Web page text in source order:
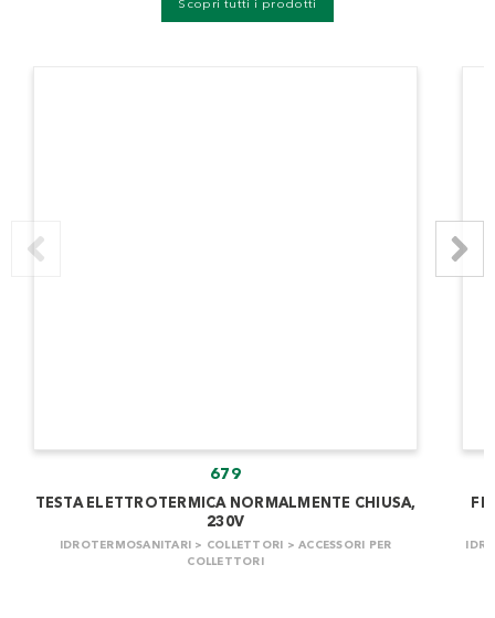
Scopri tutti i prodotti
679
TESTA ELETTROTERMICA NORMALMENTE CHIUSA,
230V
IDROTERMOSANITARI > COLLETTORI > ACCESSORI PER
COLLETTORI